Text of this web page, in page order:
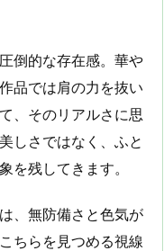
倒的な存在感。華や
品では肩の力を抜い
、そのリアルさに思
しさではなく、ふと
を残してきます。
、無防備さと色気が
ちらを見つめる視線